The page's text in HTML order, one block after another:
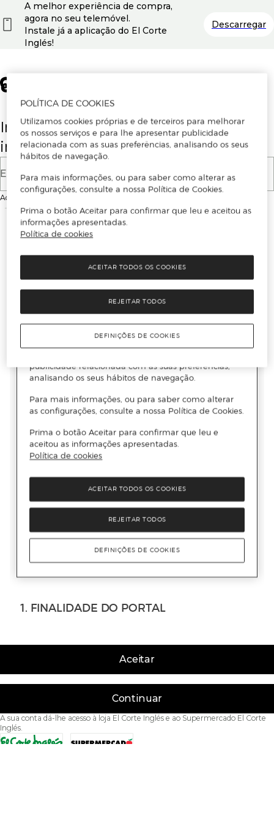
Insira o seu email para se registar ou
iniciar sessão.
E-mail
Ao continuar, aceitas as
Aceitar
Continuar
A sua conta dá-lhe acesso à loja El Corte Inglés e ao Supermercado El Corte
Inglés.
A melhor experiência de compra,
agora no seu telemóvel.
Instale já a aplicação do El Corte
Inglés!
Descarregar
POLÍTICA DE COOKIES
Utilizamos cookies próprias e de terceiros para melhorar
os nossos serviços e para lhe apresentar publicidade
relacionada com as suas preferências, analisando os seus
hábitos de navegação.
Para mais informações, ou para saber como alterar as
configurações, consulte a nossa Política de Cookies.
Prima o botão Aceitar para confirmar que leu e aceitou as
informações apresentadas.
Política de cookies
REJEITAR TODOS
ACEITAR TODOS OS COOKIES
DEFINIÇÕES DE COOKIES